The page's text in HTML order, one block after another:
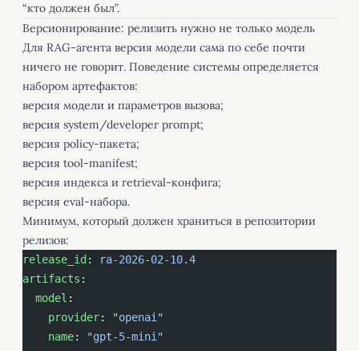
“кто должен был”.
Версионирование: релизить нужно не только модель
Для RAG-агента версия модели сама по себе почти
ничего не говорит. Поведение системы определяется
набором артефактов:
версия модели и параметров вызова;
версия system/developer prompt;
версия policy-пакета;
версия tool-manifest;
версия индекса и retrieval-конфига;
версия eval-набора.
Минимум, который должен храниться в репозитории
релизов:
release_id :
ra-2026-02-10.4
artifacts :
  model
:
    provider
:
"openai"
    name
:
"gpt-5-mini"